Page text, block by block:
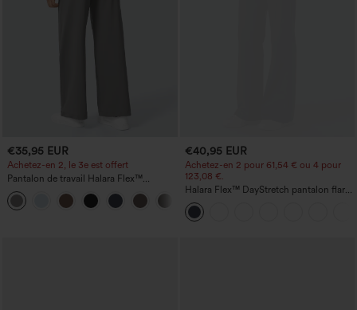
€35,95 EUR
Achetez-en 2, le 3e est offert
Pantalon de travail Halara Flex™
DayStretch à taille haute, avec poches et
coupe droite
€40,95 EUR
Achetez-en 2 pour 61,54 € ou 4 pour
123,08 €.
Halara Flex™ DayStretch pantalon flare
de travail, taille mi-haute, poche latérale
zippée